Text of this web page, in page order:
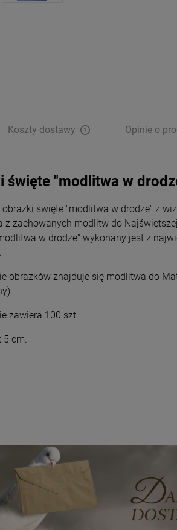
religijne
Stefan
Magnesy
Koszty dostawy Opinie o
święte "modlitwa w
święte "modlitwa w drodze" z
z zachowanych modlitw do
w drodze" wykonany jest z
obrazków znajduje się modlitwa do
zawiera 100 szt.
5 cm.